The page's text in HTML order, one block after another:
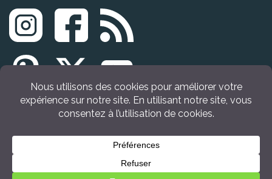
ACHETERMAINTENANT
© Tous droits réservés Idée Cadeau Québec (2009 - 2026)